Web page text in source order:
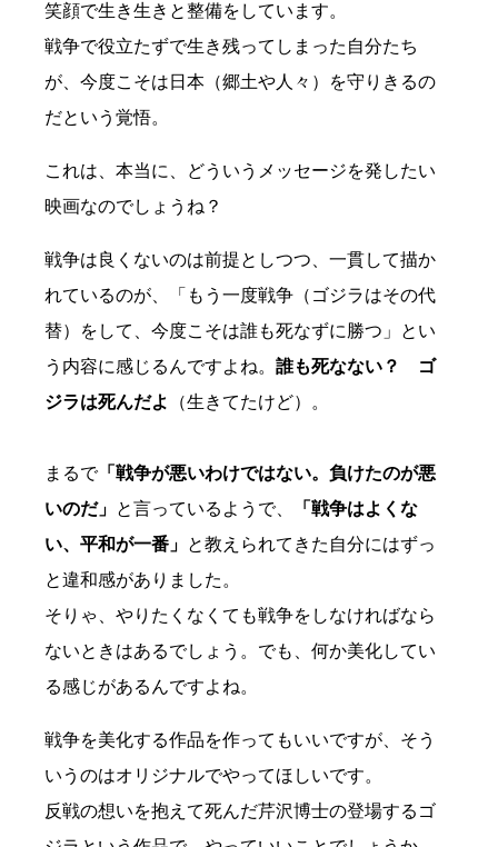
笑顔で生き生きと整備をしています。
戦争で役立たずで生き残ってしまった自分たち
が、今度こそは日本（郷土や人々）を守りきるの
だという覚悟。
これは、本当に、どういうメッセージを発したい
映画なのでしょうね？
戦争は良くないのは前提としつつ、一貫して描か
れているのが、「もう一度戦争（ゴジラはその代
替）をして、今度こそは誰も死なずに勝つ」とい
う内容に感じるんですよね。誰も死なない？ ゴ
ジラは死んだよ
（生きてたけど）。
まるで「戦争が悪いわけではない。負けたのが悪
いのだ」 と言っているようで、
「戦争はよくな
い、平和が一番」 と教えられてきた自分にはずっ
と違和感がありました。
そりゃ、やりたくなくても戦争をしなければなら
ないときはあるでしょう。でも、何か美化してい
る感じがあるんですよね。
戦争を美化する作品を作ってもいいですが、そう
いうのはオリジナルでやってほしいです。
反戦の想いを抱えて死んだ芹沢博士の登場するゴ